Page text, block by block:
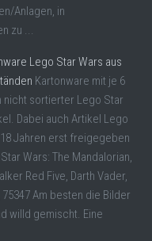
Anlagen, in
zu ...
Lego Star Wars aus
Kartonware mit je 6
nicht sortierter Lego Star
Dabei auch Artikel Lego
Jahren erst freigegeben
Wars: The Mandalorian,
Red Five, Darth Vader,
Am besten die Bilder
willd gemischt. Eine